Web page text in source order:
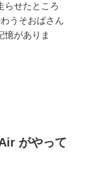
らせたところ
うそおばさん
憶がありま
がやって